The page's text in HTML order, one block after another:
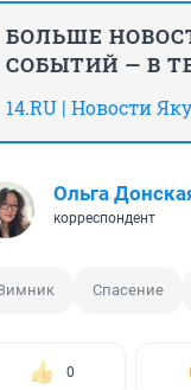
БОЛЬШЕ
СОБЫТИЙ — В
14.RU | Новости
Ольга
корреспондент
Спасение
0